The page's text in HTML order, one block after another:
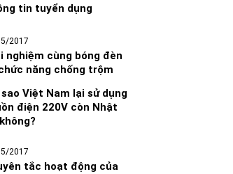
tin tuyển dụng
2017
nghiệm cùng bóng đèn
năng chống trộm
Việt Nam lại sử dụng
điện 220V còn Nhật
2017
tắc hoạt động của